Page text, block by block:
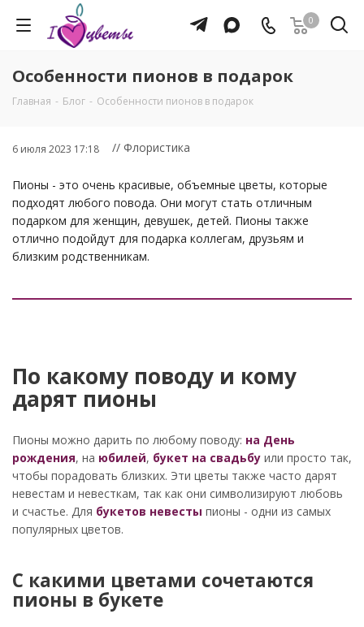
0
Особенности пионов в подарок
Главная - Блог - Особенности пионов в подарок
6 июля 2023 17:18 // Флористика
Пионы - это очень красивые, объемные цветы, которые
подходят любого повода. Они могут стать отличным
подарком для женщин, девушек, детей. Пионы также
отлично подойдут для подарка коллегам, друзьям и
близким родственникам.
По какому поводу и кому
дарят пионы
Пионы можно дарить по любому поводу: на День
рождения, на юбилей, букет на свадьбу или просто так,
чтобы порадовать близких. Эти цветы также часто дарят
невестам и невесткам, так как они символизируют любовь
и счастье. Для букетов невесты пионы - одни из самых
популярных цветов.
С какими цветами сочетаются
пионы в букете